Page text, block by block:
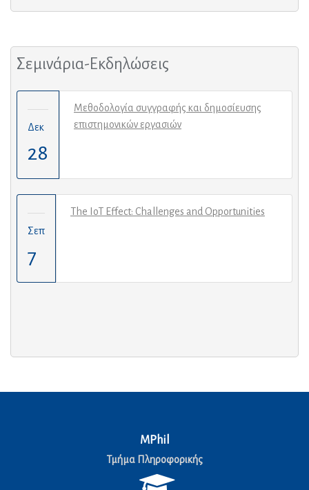
Σεμινάρια-Εκδηλώσεις
Δεκ
28
Μεθοδολογία συγγραφής και δημοσίευσης
επιστημονικών εργασιών
Σεπ
7
The IoT Effect: Challenges and Opportunities
MPhil
Τμήμα Πληροφορικής